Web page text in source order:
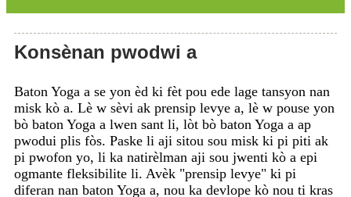
Konsènan pwodwi a
Baton Yoga a se yon èd ki fèt pou ede lage tansyon nan
misk kò a. Lè w sèvi ak prensip levye a, lè w pouse yon
bò baton Yoga a lwen sant li, lòt bò baton Yoga a ap
pwodui plis fòs. Paske li aji sitou sou misk ki pi piti ak
pi pwofon yo, li ka natirèlman aji sou jwenti kò a epi
ogmante fleksibilite li. Avèk "prensip levye" ki pi
diferan nan baton Yoga a, nou ka devlope kò nou ti kras